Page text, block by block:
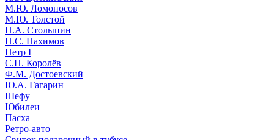
М.Ю. Ломоносов
М.Ю. Толстой
П.А. Столыпин
П.С. Нахимов
Петр I
С.П. Королёв
Ф.М. Достоевский
Ю.А. Гагарин
Шефу
Юбилеи
Пасха
Ретро-авто